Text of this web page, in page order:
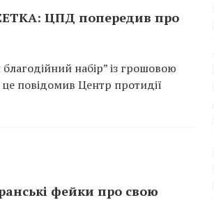
ЦПД попередив про
набір” із грошовою
повідомив Центр протидії
фейки про свою